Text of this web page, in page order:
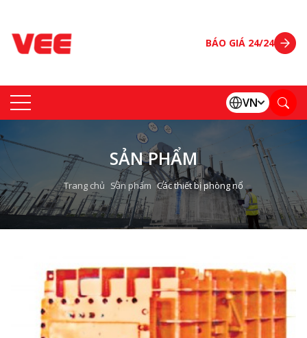
BÁO GIÁ 24/24
VN
SẢN PHẨM
Trang chủ Sản phẩm Các thiết bị phòng nổ